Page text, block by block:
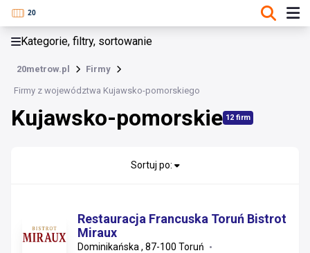
Kategorie, filtry, sortowanie
20metrow.pl Firmy
Firmy z województwa Kujawsko-pomorskiego
Kujawsko-pomorskie 12 firm
Firmy
Lubuskie
Dolnośląskie
Sortuj po:
Restauracja Francuska Toruń Bistrot
Miraux
Dominikańska , 87-100 Toruń